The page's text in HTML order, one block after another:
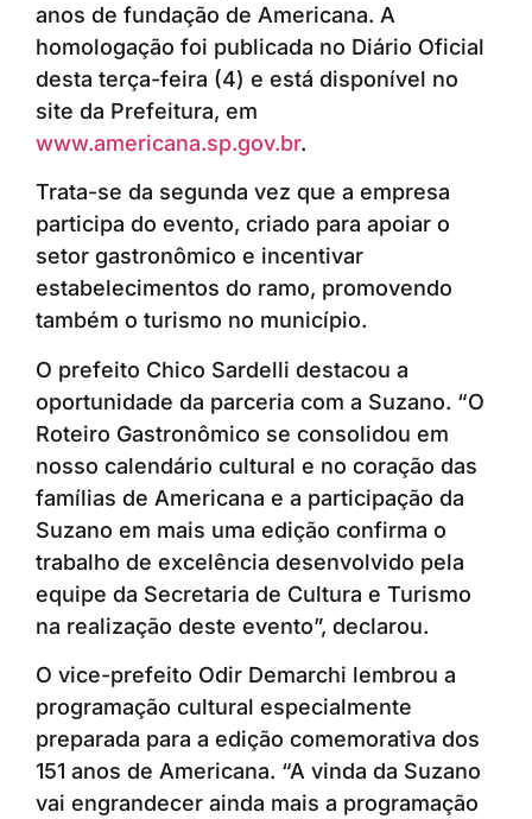
anos de fundação de Americana. A
homologação foi publicada no Diário Oficial
desta terça-feira (4) e está disponível no
site da Prefeitura, em
www.americana.sp.gov.br.
Trata-se da segunda vez que a empresa
participa do evento, criado para apoiar o
setor gastronômico e incentivar
estabelecimentos do ramo, promovendo
também o turismo no município.
O prefeito Chico Sardelli destacou a
oportunidade da parceria com a Suzano. “O
Roteiro Gastronômico se consolidou em
nosso calendário cultural e no coração das
famílias de Americana e a participação da
Suzano em mais uma edição confirma o
trabalho de excelência desenvolvido pela
equipe da Secretaria de Cultura e Turismo
na realização deste evento”, declarou.
O vice-prefeito Odir Demarchi lembrou a
programação cultural especialmente
preparada para a edição comemorativa dos
151 anos de Americana. “A vinda da Suzano
vai engrandecer ainda mais a programação